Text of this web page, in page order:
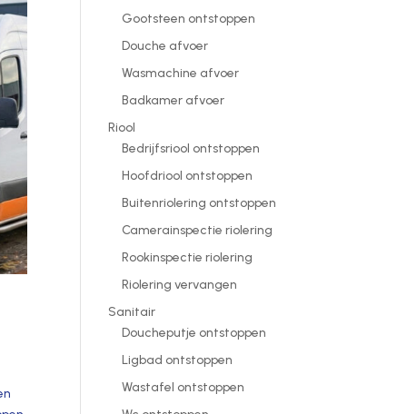
Gootsteen ontstoppen
Douche afvoer
Wasmachine afvoer
Badkamer afvoer
Riool
Bedrijfsriool ontstoppen
Hoofdriool ontstoppen
Buitenriolering ontstoppen
Camerainspectie riolering
Rookinspectie riolering
Riolering vervangen
Sanitair
Doucheputje ontstoppen
Ligbad ontstoppen
Wastafel ontstoppen